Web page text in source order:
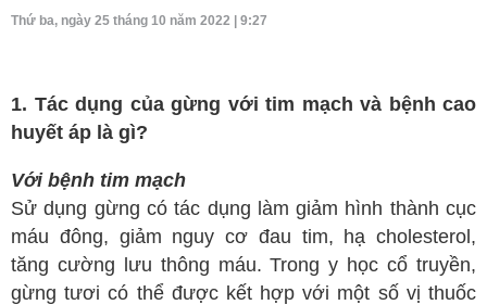
Tọa đàm khoa học
Tim mạch
Hô hấp
Tiêu hóa
Da liễu
Nội tiết
Ngoại khoa
Thứ ba, ngày 25 tháng 10 năm 2022 | 9:27
1. Tác dụng của gừng với tim mạch và bệnh cao
huyết áp là gì?
Với bệnh tim mạch
Sử dụng gừng có tác dụng làm giảm hình thành cục
máu đông, giảm nguy cơ đau tim, hạ cholesterol,
tăng cường lưu thông máu. Trong y học cổ truyền,
gừng tươi có thể được kết hợp với một số vị thuốc